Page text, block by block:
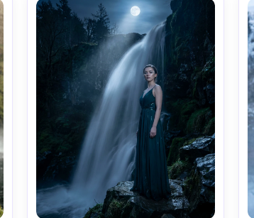
nítido, alto rango dinámico, sombras
naturales, fotografía de viaje de
aventura, ultra realista, luz
cinematográfica suave --ar 4:5